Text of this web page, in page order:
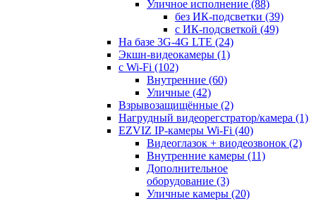
Уличное исполнение (88)
без ИК-подсветки (39)
с ИК-подсветкой (49)
На базе 3G-4G LTE (24)
Экшн-видеокамеры (1)
с Wi-Fi (102)
Внутренние (60)
Уличные (42)
Взрывозащищённые (2)
Нагрудный видеорегстратор/камера (1)
EZVIZ IP-камеры Wi-Fi (40)
Видеоглазок + виодеозвонок (2)
Внутренние камеры (11)
Дополнительное
оборудование (3)
Уличные камеры (20)